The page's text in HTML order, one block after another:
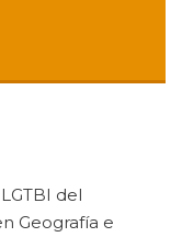
del
Geografía e